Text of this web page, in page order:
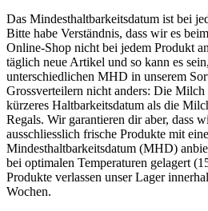
Das Mindesthaltbarkeitsdatum ist bei
Bitte habe Verständnis, dass wir es
Online-Shop nicht bei jedem Produkt
täglich neue Artikel und so kann es
unterschiedlichen MHD in unserem
Grossverteilern nicht anders: Die
kürzeres Haltbarkeitsdatum als die
Regals. Wir garantieren dir aber, dass
ausschliesslich frische Produkte mit
Mindesthaltbarkeitsdatum (MHD)
bei optimalen Temperaturen gelagert
Produkte verlassen unser Lager
Wochen.